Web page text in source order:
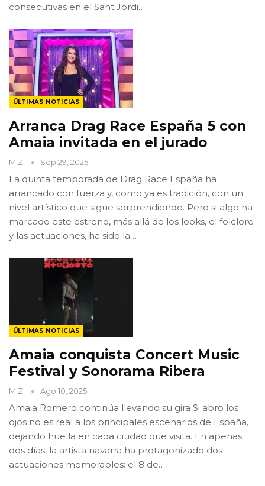
consecutivas en el Sant Jordi…
ÚLTIMAS NOTICIAS
Arranca Drag Race España 5 con
Amaia invitada en el jurado
M.Z. Sep 29, 2025
La quinta temporada de Drag Race España ha
arrancado con fuerza y, como ya es tradición, con un
nivel artístico que sigue sorprendiendo. Pero si algo ha
marcado este estreno, más allá de los looks, el folclore
y las actuaciones, ha sido la…
ÚLTIMAS NOTICIAS
Amaia conquista Concert Music
Festival y Sonorama Ribera
M.Z. Ago 10, 2025
Amaia Romero continúa llevando su gira Si abro los
ojos no es real a los principales escenarios de España,
dejando huella en cada ciudad que visita. En apenas
dos días, la artista navarra ha protagonizado dos
actuaciones memorables: el 8 de…